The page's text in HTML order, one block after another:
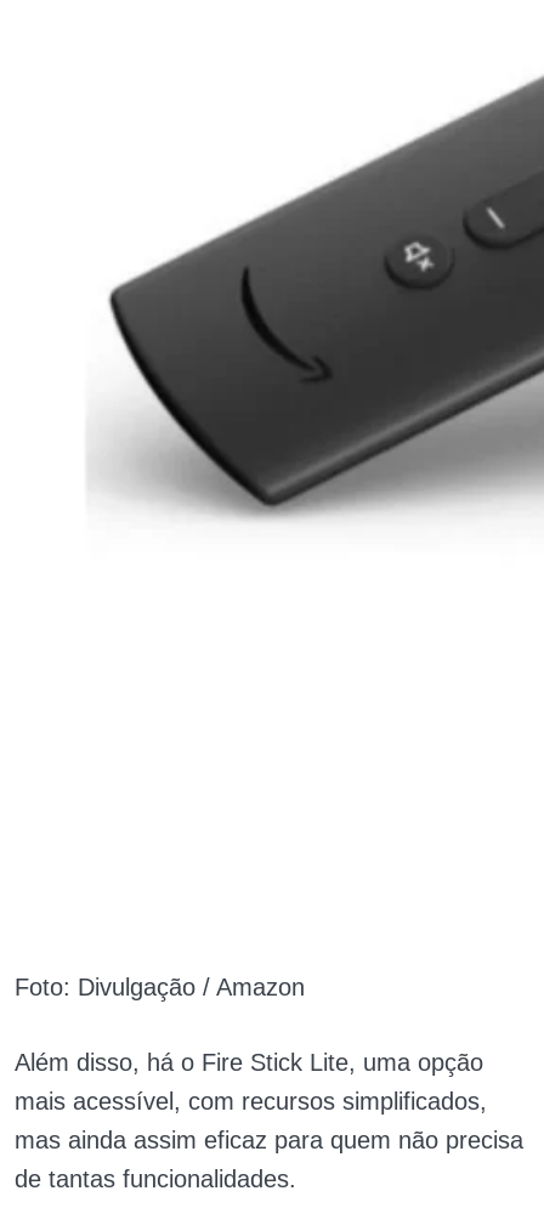
Foto: Divulgação / Amazon
Além disso, há o Fire Stick Lite, uma opção
mais acessível, com recursos simplificados,
mas ainda assim eficaz para quem não precisa
de tantas funcionalidades.